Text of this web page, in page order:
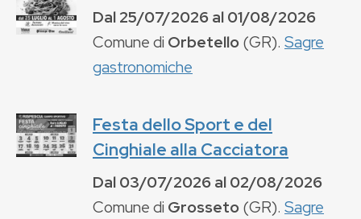
Dal25/07/2026al01/08/2026
Comune di Orbetello(GR). Sagre
gastronomiche
Festa dello Sport e del
Cinghiale alla Cacciatora
Dal03/07/2026al02/08/2026
Comune di Grosseto(GR). Sagre